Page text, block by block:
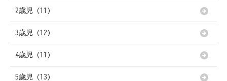
2歳児 (11)
3歳児 (12)
4歳児 (11)
5歳児 (13)